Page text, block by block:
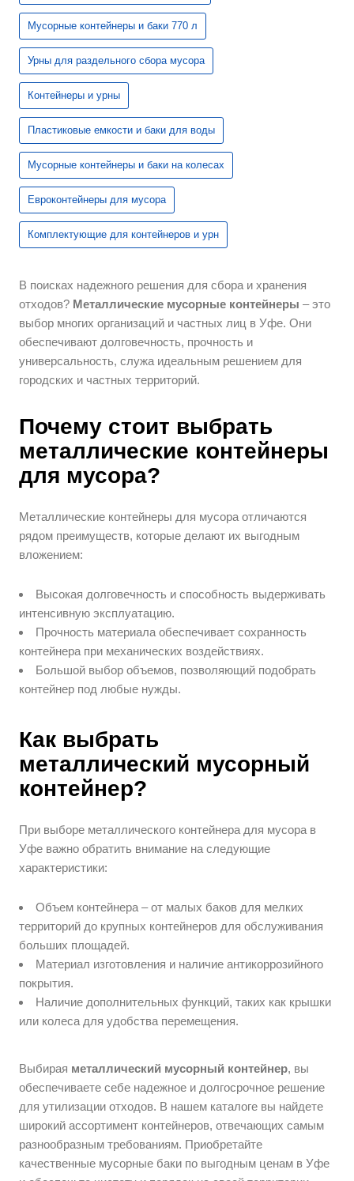
Мусорные контейнеры и баки 770 л
Урны для раздельного сбора мусора
Контейнеры и урны
Пластиковые емкости и баки для воды
Мусорные контейнеры и баки на колесах
Евроконтейнеры для мусора
Комплектующие для контейнеров и урн
В поисках надежного решения для сбора и хранения
отходов? Металлические мусорные контейнеры – это
выбор многих организаций и частных лиц в Уфе. Они
обеспечивают долговечность, прочность и
универсальность, служа идеальным решением для
городских и частных территорий.
Почему стоит выбрать
металлические контейнеры
для мусора?
Металлические контейнеры для мусора отличаются
рядом преимуществ, которые делают их выгодным
вложением:
Высокая долговечность и способность выдерживать
интенсивную эксплуатацию.
Прочность материала обеспечивает сохранность
контейнера при механических воздействиях.
Большой выбор объемов, позволяющий подобрать
контейнер под любые нужды.
Как выбрать
металлический мусорный
контейнер?
При выборе металлического контейнера для мусора в
Уфе важно обратить внимание на следующие
характеристики:
Объем контейнера – от малых баков для мелких
территорий до крупных контейнеров для обслуживания
больших площадей.
Материал изготовления и наличие антикоррозийного
покрытия.
Наличие дополнительных функций, таких как крышки
или колеса для удобства перемещения.
Выбирая металлический мусорный контейнер, вы
обеспечиваете себе надежное и долгосрочное решение
для утилизации отходов. В нашем каталоге вы найдете
широкий ассортимент контейнеров, отвечающих самым
разнообразным требованиям. Приобретайте
качественные мусорные баки по выгодным ценам в Уфе